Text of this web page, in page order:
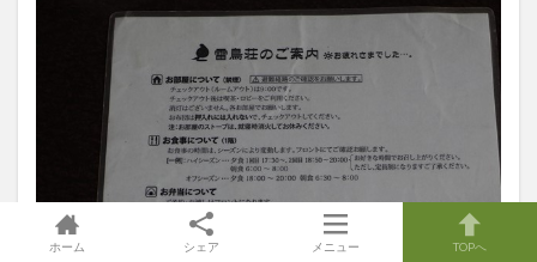
ホーム シェア メニュー TOPへ